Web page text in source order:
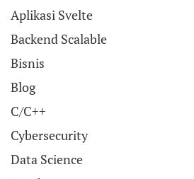
Aplikasi Svelte
Backend Scalable
Bisnis
Blog
C/C++
Cybersecurity
Data Science